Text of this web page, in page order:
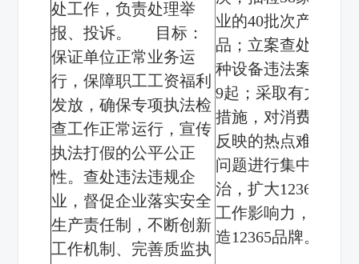
处工作，负责处理举
报、投诉。
目标：
保证单位正常业务运
行，保障职工工资福利
发放，确保专项执法检
查工作正常运行，宣传
执法打假的公平公正
性。查处违法违规企
业，督促企业落实安全
生产责任制，不断创新
工作机制、完善质监执
业的40批次产
品；立案查处特
种设备违法案件
9起；采取有力
措施，对消费者
反映的热点难点
问题进行集中整
治，扩大12365
工作影响力，打
造12365品牌。